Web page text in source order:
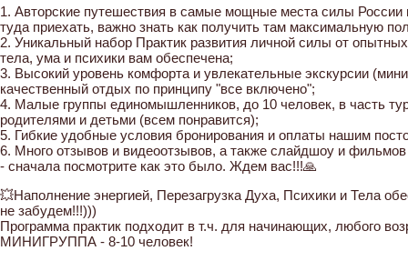
1. Авторские путешествия в самые мощные места силы России
туда приехать, важно знать как получить там максимальную
2. Уникальный набор Практик развития личной силы от
тела, ума и психики вам обеспечена;
3. Высокий уровень комфорта и увлекательные экскурсии
качественный отдых по принципу "все включено";
4. Малые группы единомышленников, до 10 человек, в часть
родителями и детьми (всем понравится);
5. Гибкие удобные условия бронирования и оплаты нашим
6. Много отзывов и видеоотзывов, а также слайдшоу и
- сначала посмотрите как это было. Ждем вас!!!🙏
💥Наполнение энергией, Перезагрузка Духа, Психики и Тела
не забудем!!!)))
Программа практик подходит в т.ч. для начинающих, любого
МИНИГРУППА - 8-10 человек!